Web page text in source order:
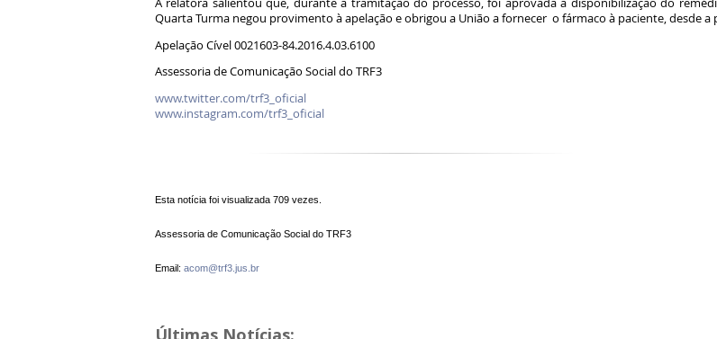
Quarta Turma negou provimento à apelação e obrigou a União a fornecer o fármaco à paciente, desde a
Apelação Cível 0021603-84.2016.4.03.6100
Assessoria de Comunicação Social do TRF3
www.twitter.com/trf3_oficial
www.instagram.com/trf3_oficial
Esta notícia foi visualizada 709 vezes.
Assessoria de Comunicação Social do TRF3
Email: acom@trf3.jus.br
Últimas Notícias: